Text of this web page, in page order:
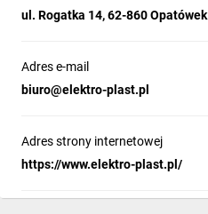
ul. Rogatka 14, 62-860 Opatówek
Adres e-mail
biuro@elektro-plast.pl
Adres strony internetowej
https://www.elektro-plast.pl/